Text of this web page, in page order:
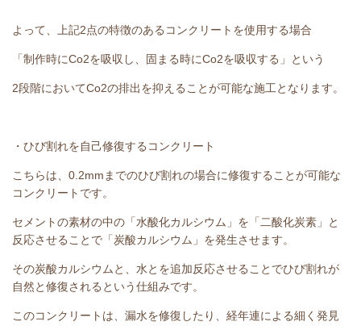
よって、上記2点の特徴のあるコンクリートを使用する場合
「制作時にCo2を吸収し、固まる時にCo2を吸収する」という
2段階においてCo2の排出を抑えることが可能な施工となります。
・ひび割れを自己修復するコンクリート
こちらは、0.2mmまでのひび割れの場合に修復することが可能な
コンクリートです。
セメントの素材の中の「水酸化カルシウム」を「二酸化炭素」と
反応させることで「炭酸カルシウム」を発生させます。
その炭酸カルシウムと、水とを追加反応させることでひび割れが
自然と修復されるという仕組みです。
このコンクリートは、漏水を修復したり、経年連による細く発見